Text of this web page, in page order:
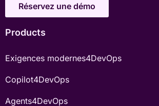
Réservez une démo
Products
Exigences modernes4DevOps
Copilot4DevOps
Agents4DevOps